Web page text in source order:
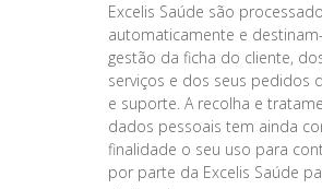
Excelis Saúde são
automaticamente e
gestão da ficha do cliente,
serviços e dos seus pedidos
e suporte. A recolha e
dados pessoais tem ainda
finalidade o seu uso para
por parte da Excelis Saúde